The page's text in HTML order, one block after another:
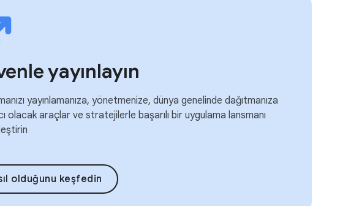
yayınlayın
yayınlamanıza, yönetmenize, dünya genelinde dağıtmanıza
olacak araçlar ve stratejilerle başarılı bir uygulama lansmanı
olduğunu keşfedin